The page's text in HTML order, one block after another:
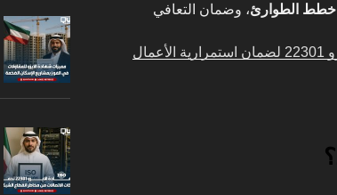
خطط الطوارئ، وضمان التعافي
أهمية الحصول على شهادة الأيزو 22301 لضمان استمرارية الأعمال